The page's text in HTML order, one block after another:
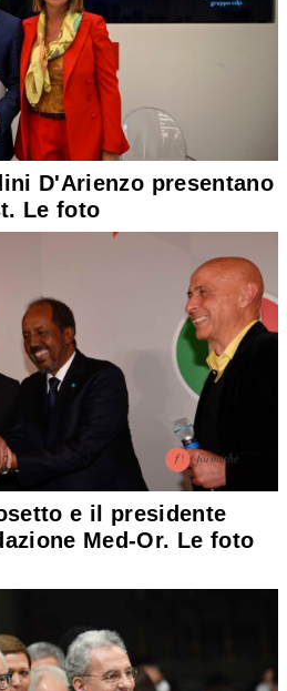
D'Arienzo presentano
Le foto
e il presidente
Med-Or. Le foto